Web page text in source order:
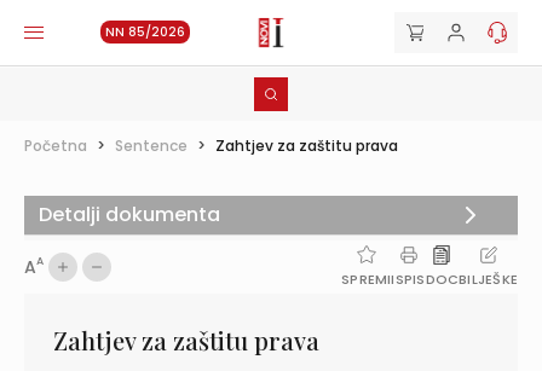
NN 85/2026
Početna > Sentence > Zahtjev za zaštitu prava
AA
SPREMIISPISDOCBILJEŠKE
Zahtjev za zaštitu prava
Detalji dokumenta